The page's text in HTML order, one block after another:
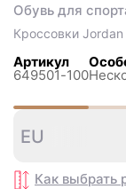
Обувь для
Кроссовки Jordan
Артикул
649501-100
EU
Как выбрать